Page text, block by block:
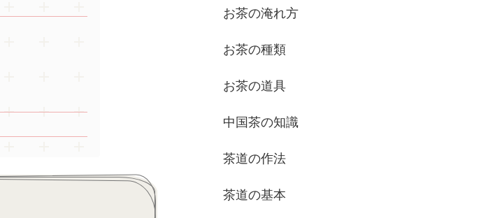
お茶の淹れ方
お茶の種類
お茶の道具
中国茶の知識
茶道の作法
茶道の基本